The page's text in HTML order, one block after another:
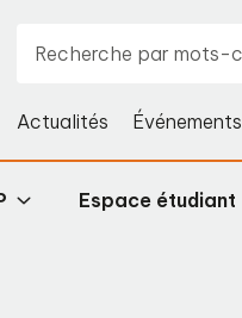
Actualités Événements
Espace étudiant